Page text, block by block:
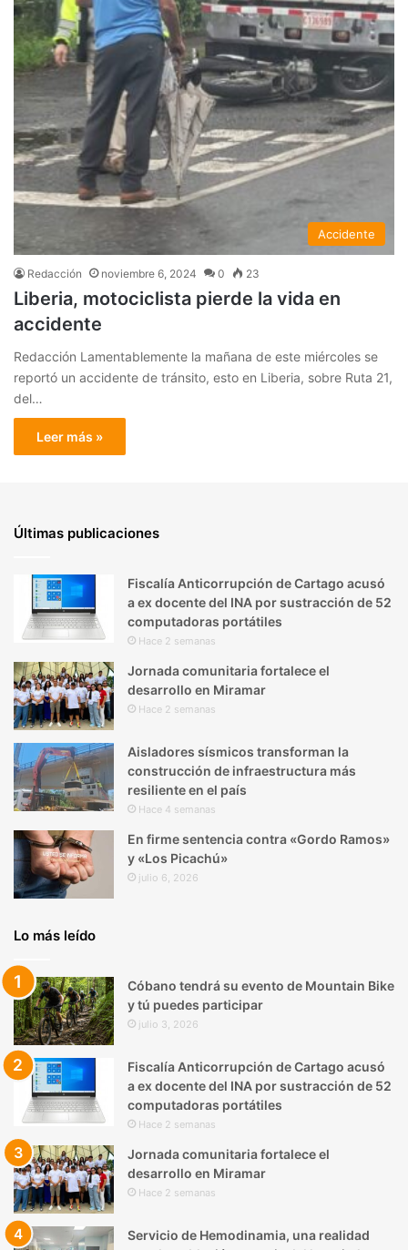
Accidente
Redacción noviembre 6, 2024 0 23
Liberia, motociclista pierde la vida en
accidente
Redacción Lamentablemente la mañana de este miércoles se
reportó un accidente de tránsito, esto en Liberia, sobre Ruta 21,
del…
Leer más »
Últimas publicaciones
Fiscalía Anticorrupción de Cartago acusó
a ex docente del INA por sustracción de 52
computadoras portátiles
Hace 2 semanas
Jornada comunitaria fortalece el
desarrollo en Miramar
Hace 2 semanas
Aisladores sísmicos transforman la
construcción de infraestructura más
resiliente en el país
Hace 4 semanas
En firme sentencia contra «Gordo Ramos»
y «Los Picachú»
julio 6, 2026
Lo más leído
Cóbano tendrá su evento de Mountain Bike
y tú puedes participar
julio 3, 2026
Fiscalía Anticorrupción de Cartago acusó
a ex docente del INA por sustracción de 52
computadoras portátiles
Hace 2 semanas
Jornada comunitaria fortalece el
desarrollo en Miramar
Hace 2 semanas
Servicio de Hemodinamia, una realidad